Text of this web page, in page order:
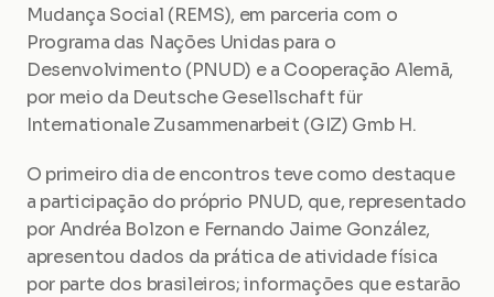
Mudança Social (REMS), em parceria com o
Programa das Nações Unidas para o
Desenvolvimento (PNUD) e a Cooperação Alemã,
por meio da Deutsche Gesellschaft für
Internationale Zusammenarbeit (GIZ) Gmb H.
O primeiro dia de encontros teve como destaque
a participação do próprio PNUD, que, representado
por Andréa Bolzon e Fernando Jaime González,
apresentou dados da prática de atividade física
por parte dos brasileiros; informações que estarão